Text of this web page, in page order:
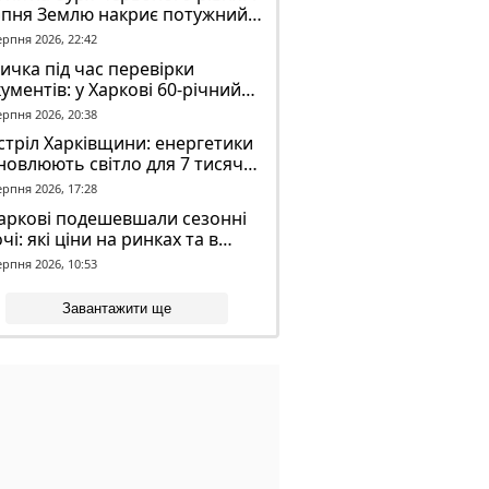
Землю накриє потужний
шторм
2026, 22:42
під час перевірки
у Харкові 60-річний
постраждав у конфлікті з
2026, 20:38
Харківщини: енергетики
світло для 7 тисяч
2026, 17:28
подешевшали сезонні
які ціни на ринках та в
2026, 10:53
Завантажити ще